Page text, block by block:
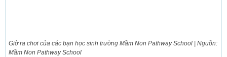
Giờ ra chơi của các bạn học sinh trường Mầm Non Pathway School | Nguồn:
Mầm Non Pathway School